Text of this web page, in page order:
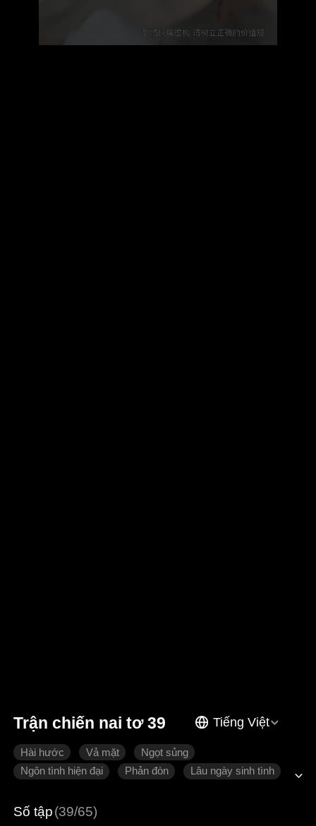
Trận chiến nai tơ 39 Tiếng Việt
Hài hước Vả mặt
Ngọt sủng
Ngôn tình hiện đại
Phản đòn Lâu ngày sinh tình
Số tập(39/65)